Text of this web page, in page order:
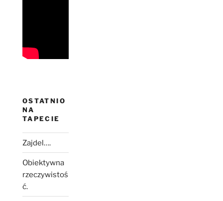
OSTATNIO
NA
TAPECIE
Zajdel….
Obiektywna
rzeczywistoś
ć.